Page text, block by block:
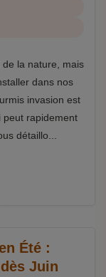
la nature, mais
dans nos
invasion est
peut rapidement
détaillo...
Été :
Juin